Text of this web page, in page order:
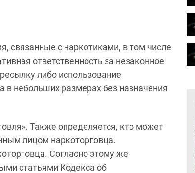
связанные с наркотиками, в том числе
ответственность за незаконное
либо использование
в небольших размерах без назначения
Также определяется, кто может
лицом наркоторговца.
Согласно этому же
статьями Кодекса об